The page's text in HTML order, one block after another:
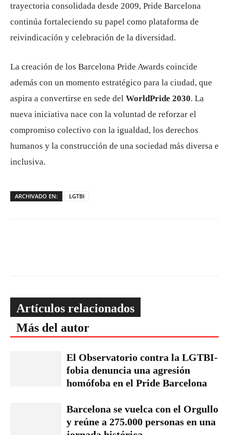
trayectoria consolidada desde 2009, Pride Barcelona
continúa fortaleciendo su papel como plataforma de
reivindicación y celebración de la diversidad.
La creación de los Barcelona Pride Awards coincide
además con un momento estratégico para la ciudad, que
aspira a convertirse en sede del WorldPride 2030. La
nueva iniciativa nace con la voluntad de reforzar el
compromiso colectivo con la igualdad, los derechos
humanos y la construcción de una sociedad más diversa e
inclusiva.
ARCHIVADO EN: LGTBI
Artículos relacionados
Más del autor
El Observatorio contra la LGTBI-
fobia denuncia una agresión
homófoba en el Pride Barcelona
Barcelona se vuelca con el Orgullo
y reúne a 275.000 personas en una